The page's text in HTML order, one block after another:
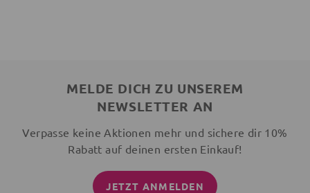
MELDE DICH ZU UNSEREM
NEWSLETTER AN
Verpasse keine Aktionen mehr und sichere dir 10%
Rabatt auf deinen ersten Einkauf!
JETZT ANMELDEN